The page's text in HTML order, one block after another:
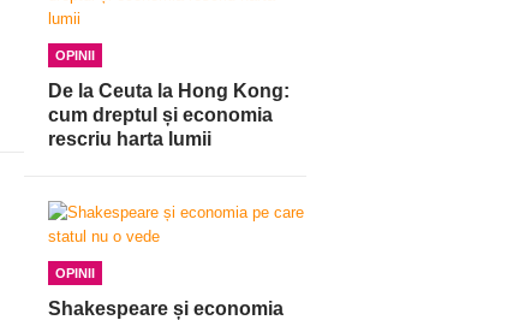
OPINII
De la Ceuta la Hong Kong:
cum dreptul și economia
rescriu harta lumii
OPINII
Shakespeare și economia